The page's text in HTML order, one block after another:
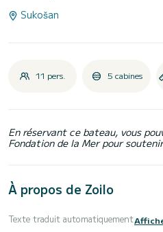
Sukošan
11 pers. 5 cabines
En réservant ce bateau, vous
Fondation de la Mer pour
À propos de Zoilo
Texte traduit automatiquement